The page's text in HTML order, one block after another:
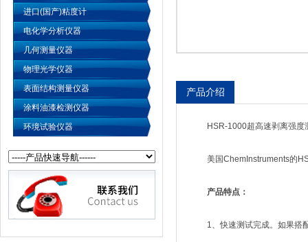
进口(国产)粘度计
电化学分析仪器
几何测量仪器
物理光学仪器
表面结构测量仪器
涂料油漆检测仪器
环境试验仪器
产品介绍
HSR-1000超高速剥离强度
美国ChemInstruments的
产品特点：
1、快速测试完成。如果搭配